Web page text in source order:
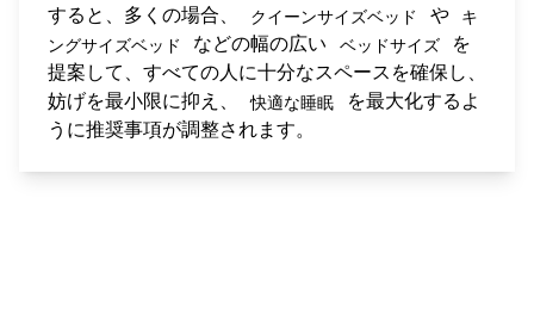
すると、多くの場合、
クイーンサイズベッド や
キ
ングサイズベッド
などの幅の広い ベッドサイズ
を
提案して、すべての人に十分なスペースを確保し、
妨げを最小限に抑え、
快適な睡眠
を最大化するよ
うに推奨事項が調整されます。